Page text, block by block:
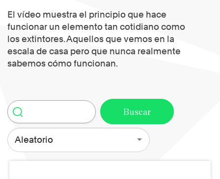
El vídeo muestra el principio que hace
funcionar un elemento tan cotidiano como
los extintores. Aquellos que vemos en la
escala de casa pero que nunca realmente
sabemos cómo funcionan.
Aleatorio